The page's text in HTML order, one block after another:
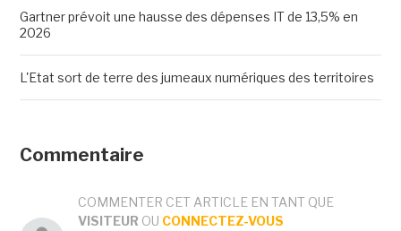
Gartner prévoit une hausse des dépenses IT de 13,5% en
2026
L'Etat sort de terre des jumeaux numériques des territoires
Commentaire
COMMENTER CET ARTICLE EN TANT QUE
VISITEUR OU CONNECTEZ-VOUS